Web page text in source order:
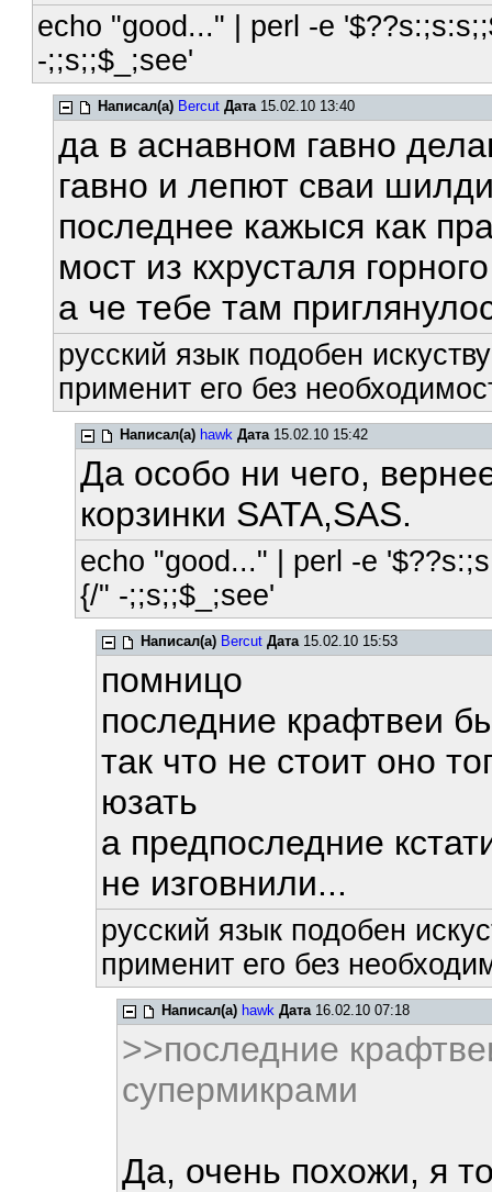
echo "good..." | perl -e
-;;s;;$_;see'
Написал(а) Bercut Дата15.02.10 13:40
да в аснавном гавно
гавно и лепют сваи
последнее кажыся как
мост из кхрусталя
а че тебе там
русский язык подобен
применит его без
Написал(а) hawk Дата15.02.10 15:42
Да особо ни чего,
корзинки SATA,SAS.
echo "good..." | perl -e
{/" -;;s;;$_;see'
Написал(а) Bercut Дата15.02.10 15:53
помницо
последние крафтвеи
так что не стоит оно
юзать
а предпоследние
не изговнили...
русский язык подобен
применит его без
Написал(а) hawk Дата16.02.10 07:18
>>последние
супермикрами
Да, очень похожи, я